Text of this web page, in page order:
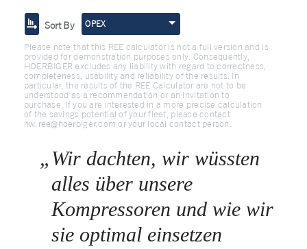
Sort By OPEX
Please note that this REE calculator is not a full version and is
provided for demonstration purposes only. Consequently,
HOERBIGER excludes any liability with regard to correctness,
completeness, usability and reliability of the results. In
particular, the results of the REE Calculator are not to be
understood as a recommendation or an invitation to
purchase. If you are interested in a more precise calculation
of the savings potential of your fleet, please contact
hw.ree@hoerbiger.com or your local contact person.
Wir dachten, wir wüssten
alles über unsere
Kompressoren und wie wir
sie optimal einsetzen
„